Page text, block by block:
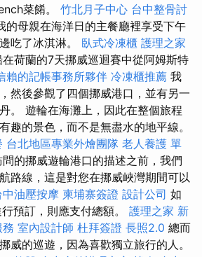
菜餚。 竹北月子中心 台中整骨討
的母親在海洋日的主餐廳裡享受下午
吃了冰淇淋。 臥式冷凍櫃 護理之家
荷蘭的7天挪威巡迴賽中從阿姆斯特
賴的記帳事務所夥伴 冷凍櫃推薦 我
然後參觀了四個挪威港口，並有另一
。 遊輪在海灘上，因此在整個旅程
趣的景色，而不是無盡水的地平線。
台北地區專業外燴團隊 老人養護 單
的挪威遊輪港口的描述之前，我們
路線，這是對您在挪威峽灣期間可以
中油壓按摩 柬埔寨簽證 設計公司 如
預訂，則應支付總額。 護理之家 新
室內設計師 杜拜簽證 長照2.0 總而
威的巡遊，因為喜歡獨立旅行的人。